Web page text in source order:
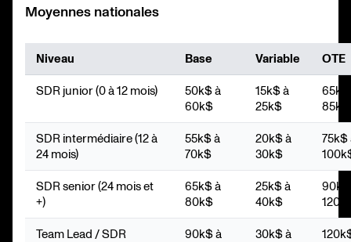
Moyennes nationales
Niveau Base Variable OTE
SDR junior (0 à 12 mois)
50k$ à
60k$
15k$ à
25k$
65k$
85k$
SDR intermédiaire (12 à
24 mois)
55k$ à
70k$
20k$ à
30k$
75k$
SDR senior (24 mois et
+)
65k$ à
80k$
25k$ à
40k$
90k$
Team Lead / SDR
90k$ à
30k$ à